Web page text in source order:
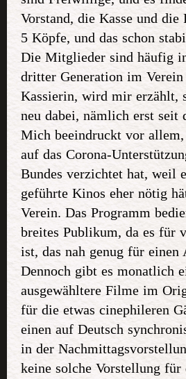
Vorstand, die Kasse und
5 Köpfe, und das schon
Die Mitglieder sind häufig
dritter Generation im
Kassierin, wird mir erzählt,
neu dabei, nämlich erst seit
Mich beeindruckt vor allem,
auf das Corona-
Bundes verzichtet hat, weil
geführte Kinos eher nötig
Verein. Das Programm
breites Publikum, da es für
ist, das nah genug für einen
Dennoch gibt es monatlich
ausgewähltere Filme im
für die etwas cinephileren
einen auf Deutsch
in der
keine solche Vorstellung für